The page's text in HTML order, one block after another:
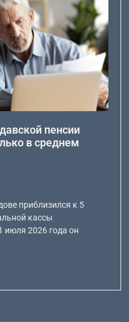
пенсии
в среднем
приблизился к 5
кассы
июля 2026 года он